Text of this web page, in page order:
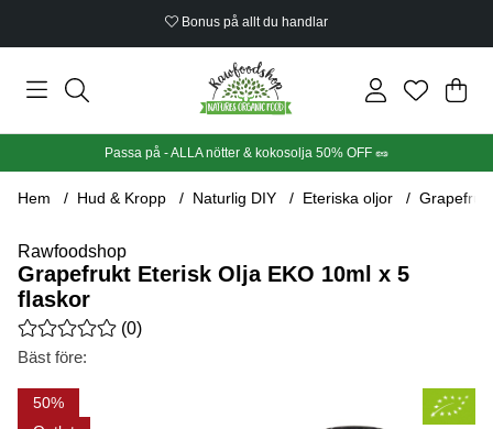
Bonus på allt du handlar
Din
.
Passa på - ALLA nötter & kokosolja 50% OFF 🥜
Hem Hud & Kropp Naturlig DIY Eteriska oljor
Rawfoodshop
Grapefrukt Eterisk Olja EKO 10ml x 5
flaskor
Medelbetyg 0 av 5 Antal betyg 0
(0)
Bäst före:
50
Produktbilder Grapefrukt Eterisk Olja EKO 10ml x 5 flaskor